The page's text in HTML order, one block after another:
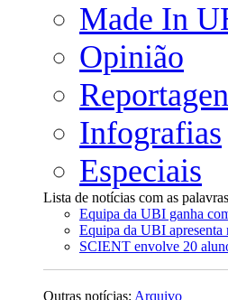
Made In
Opinião
Infografias
Especiais
Lista de notícias com as
Equipa da UBI ganha
Equipa da UBI apresenta
SCIENT envolve 20
Outras notícias: Arquivo